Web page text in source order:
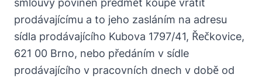
smlouvy povinen předmět koupě vrátit
prodávajícímu a to jeho zasláním na adresu
sídla prodávajícího Kubova 1797/41, Řečkovice,
621 00 Brno, nebo předáním v sídle
prodávajícího v pracovních dnech v době od